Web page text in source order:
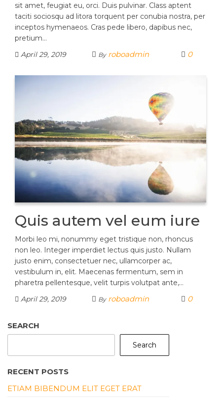
sit amet, feugiat eu, orci. Duis pulvinar. Class aptent
taciti sociosqu ad litora torquent per conubia nostra, per
inceptos hymenaeos. Cras pede libero, dapibus nec,
pretium…
April 29, 2019
By roboadmin 0
Quis autem vel eum iure
Morbi leo mi, nonummy eget tristique non, rhoncus
non leo. Integer imperdiet lectus quis justo. Nullam
justo enim, consectetuer nec, ullamcorper ac,
vestibulum in, elit. Maecenas fermentum, sem in
pharetra pellentesque, velit turpis volutpat ante,…
April 29, 2019
By roboadmin 0
SEARCH
Search
RECENT POSTS
ETIAM BIBENDUM ELIT EGET ERAT